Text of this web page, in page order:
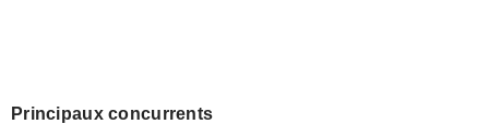
Principaux concurrents